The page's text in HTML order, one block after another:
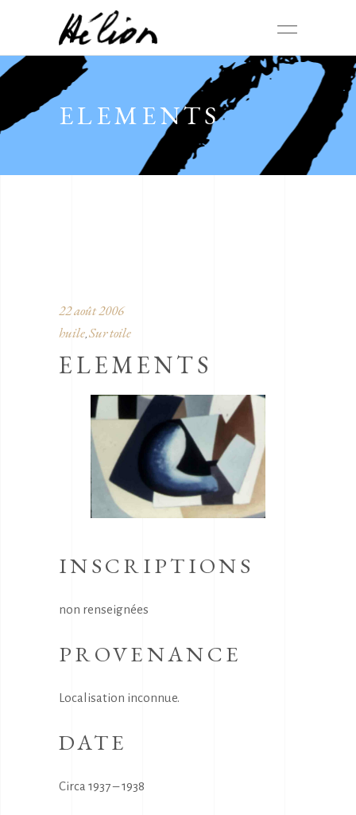
ELEMENTS
22 août 2006
huile, Sur toile
ELEMENTS
INSCRIPTIONS
non renseignées
PROVENANCE
Localisation inconnue.
DATE
Circa 1937 – 1938